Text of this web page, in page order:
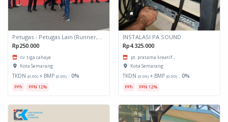
Petugas - Petugas Lain (Runner, Keamanan, Ballboy, dll)
Rp250.000
cv. tiga cahaya
Kota Semarang
TKDN (0.00) + BMP (0.00) : 0%
PPh PPN 12%
INSTALASI PA SOUND
Rp4.325.000
pt. pratama kreatif...
Kota Semarang
TKDN (0.00) + BMP (0.00) : 0%
PPh PPN 12%